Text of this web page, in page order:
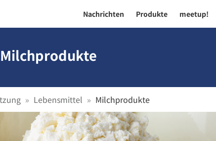
Nachrichten Produkte meetup!
Lebensmittel Milchprodukte